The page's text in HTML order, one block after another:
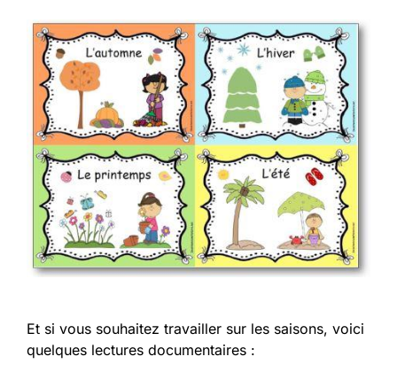
Et si vous souhaitez travailler sur les saisons, voici
quelques lectures documentaires :